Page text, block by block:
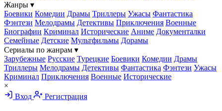
Жанры ▾
Боевики Комедии Драмы Триллеры Ужасы Фантастика
Фэнтези Мелодрамы Детективы Приключения Военные
Биографии Криминал Исторические Аниме Документалки
Семейные Детские Мультфильмы Дорамы
Сериалы по жанрам ▾
Зарубежные Русские Турецкие Боевики Комедии Драмы
Триллеры Мелодрамы Детективы Фантастика Фэнтези Ужасы
Криминал Приключения Военные Исторические
×
Вход
Регистрация